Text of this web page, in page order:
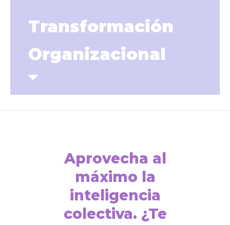
Transformación
Organizacional
Aprovecha al
máximo la
inteligencia
colectiva. ¿Te